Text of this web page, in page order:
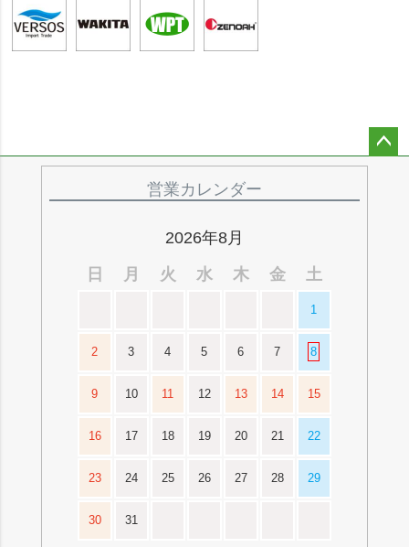
営業カレンダー
2026年8月
日
月 火 水 木 金 土
1
2 3 4 5 6 7 8
9 10 11 12 13 14 15
16 17 18 19 20 21 22
23 24 25 26 27 28 29
30 31